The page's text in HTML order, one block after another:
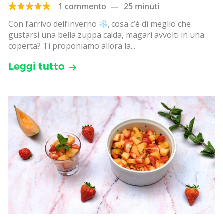
1 commento — 25 minuti
Con l’arrivo dell’inverno
, cosa c’è di meglio che
gustarsi una bella zuppa calda, magari avvolti in una
coperta? Ti proponiamo allora la...
Leggi tutto